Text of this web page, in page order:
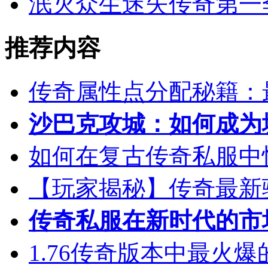
推荐内容
传奇属性点分配秘籍
沙巴克攻城：如何成为
如何在复古传奇私服
【玩家揭秘】传奇最
传奇私服在新时代的
1.76传奇版本中最火